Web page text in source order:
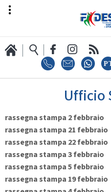
LA
AREA
AREA
Ufficio
rassegna stampa 2 febbraio
rassegna stampa 21 febbraio
rassegna stampa 22 febbraio
rassegna stampa 3 febbraio
rassegna stampa 5 febbraio
rassegna stampa 19 febbraio